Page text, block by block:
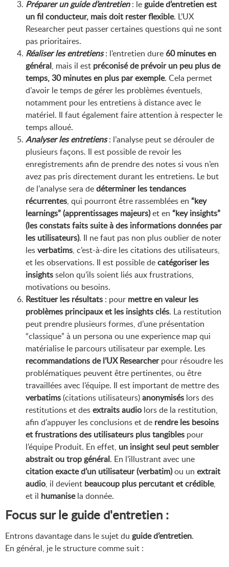
Préparer un guide d’entretien: leguide d’entretien est
un fil conducteur, mais doit rester flexible. L’UX
Researcher peut passer certaines questions qui ne sont
pas prioritaires.
Réaliser les entretiens: l’entretien dure 60 minutes en
général, mais il est préconisé de prévoir un peu plus de
temps, 30 minutes en plus par exemple. Cela permet
d’avoir le temps de gérer les problèmes éventuels,
notamment pour les entretiens à distance avec le
matériel. Il faut également faire attention à respecter le
temps alloué.
Analyser les entretiens: l’analyse peut se dérouler de
plusieurs façons. Il est possible de revoir les
enregistrements afin de prendre des notes si vous n’en
avez pas pris directement durant les entretiens. Le but
de l’analyse sera dedéterminer les tendances
récurrentes, qui pourront être rassemblées en “key
learnings” (apprentissages majeurs)et en “key insights”
(les constats faits suite à des informations données par
les utilisateurs). Il ne faut pas non plus oublier de noter
lesverbatims, c’est-à-dire les citations des utilisateurs,
et les observations. Il est possible decatégoriser les
insightsselon qu’ils soient liés aux frustrations,
motivations ou besoins.
Restituer les résultats : pour mettre en valeur les
problèmes principaux et les insights clés. La restitution
peut prendre plusieurs formes, d’une présentation
“classique” à un persona ou une experience map qui
matérialise le parcours utilisateur par exemple. Les
recommandations de l’UX Researcherpour résoudre les
problématiques peuvent être pertinentes, ou être
travaillées avec l’équipe. Il est important de mettre des
verbatims(citations utilisateurs)anonymisés lors des
restitutions et desextraits audio lors de la restitution,
afin d’appuyer les conclusions et de rendre les besoins
et frustrations des utilisateurs plus tangibles pour
l’équipe Produit. En effet, un insight seul peut sembler
abstrait ou trop général. En l’illustrant avec une
citation exacte d’un utilisateur (verbatim)ou un extrait
audio, il devient beaucoup plus percutant et crédible,
et il humanisela donnée.
Focus sur le guide d'entretien :
Entrons davantage dans le sujet du guide d’entretien.
En général, je le structure comme suit :